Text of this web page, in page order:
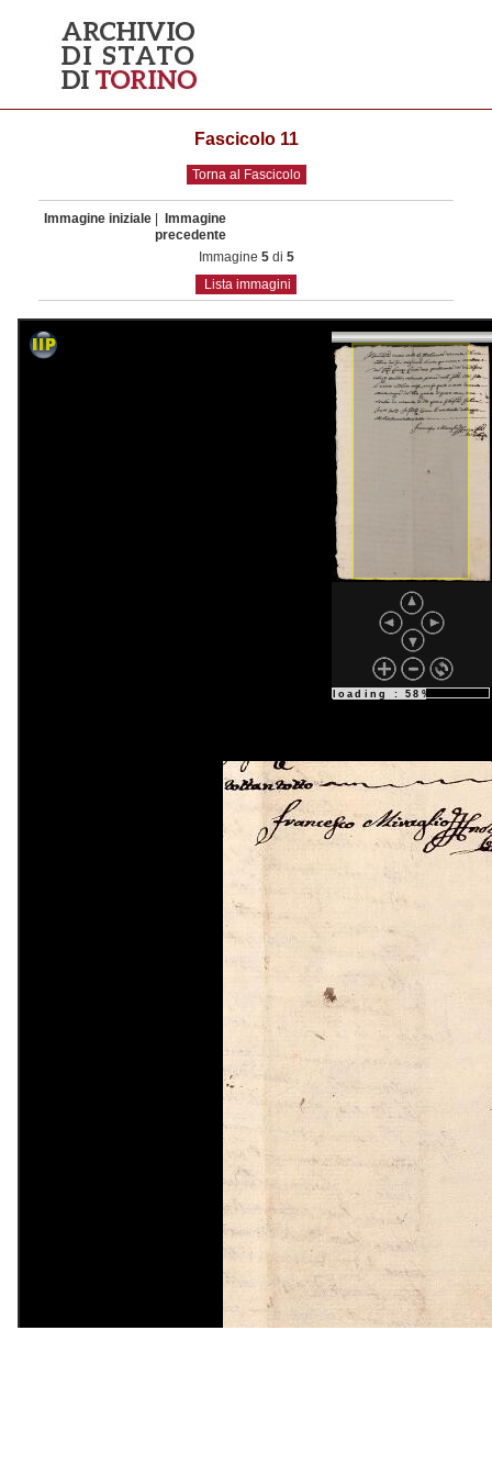
Fascicolo 11
Torna al Fascicolo
Immagine iniziale
Immagine
precedente
Immagine 5di 5
Lista immagini
loading : 58%